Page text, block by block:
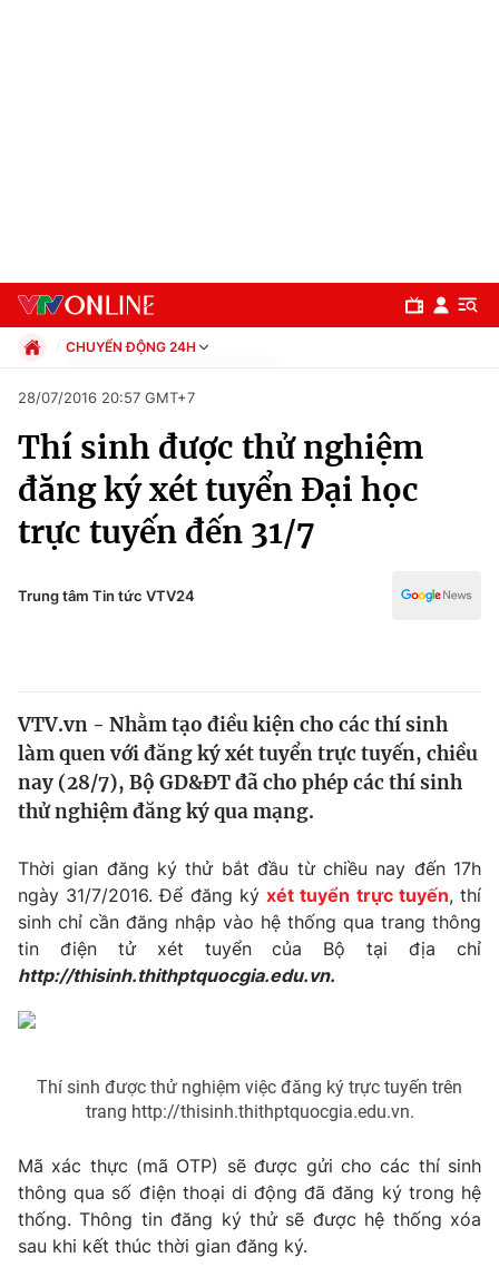
Chuyên mục
Chính trị
Thế giới
Tin tức
Câu chuyện quốc tế
Kinh tế
Tài chính
Thị trường
Góc doanh nghiệp
Dữ liệu và đời sống
Truyền hình
Nhân vật
Giải sao mai
Giải trí
Âm nhạc
Sao
Đời sống
Làm đẹp
Chất lượng cuộc sống
Tuyển sinh
Học trực tuyến
Công nghệ
Hitech Công nghệ tương lai
CHUYỂN ĐỘNG 24H
Xã hội
Pháp luật
Thể thao
Truyền hình
Văn hóa - Giải trí
28/07/2016 20:57 GMT+7
Thí sinh được thử nghiệm
đăng ký xét tuyển Đại học
trực tuyến đến 31/7
Trung tâm Tin tức VTV24
VTV.vn - Nhằm tạo điều kiện cho các thí sinh
làm quen với đăng ký xét tuyển trực tuyến, chiều
nay (28/7), Bộ GD&ĐT đã cho phép các thí sinh
thử nghiệm đăng ký qua mạng.
Thời gian đăng ký thử bắt đầu từ chiều nay đến 17h
ngày 31/7/2016. Để đăng kýxét tuyển trực tuyến, thí
sinh chỉ cần đăng nhập vào hệ thống qua trang thông
tin điện tử xét tuyển của Bộ tại địa chỉ
http://thisinh.thithptquocgia.edu.vn.
Thí sinh được thử nghiệm việc đăng ký trực tuyến trên
trang http://thisinh.thithptquocgia.edu.vn.
Mã xác thực (mã OTP) sẽ được gửi cho các thí sinh
thông qua số điện thoại di động đã đăng ký trong hệ
thống. Thông tin đăng ký thử sẽ được hệ thống xóa
sau khi kết thúc thời gian đăng ký.